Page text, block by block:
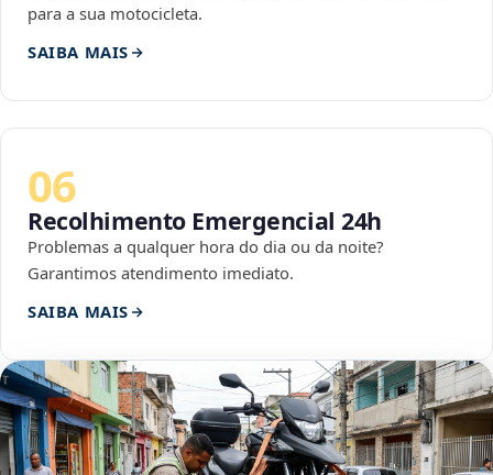
para a sua motocicleta.
SAIBA MAIS
06
Recolhimento Emergencial 24h
Problemas a qualquer hora do dia ou da noite?
Garantimos atendimento imediato.
SAIBA MAIS